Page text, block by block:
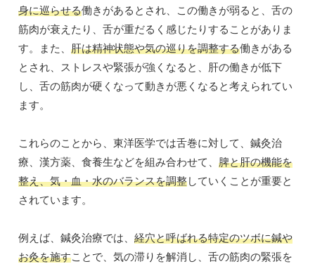
身に巡らせる働きがあるとされ、この働きが弱ると、舌の
筋肉が衰えたり、舌が重だるく感じたりすることがありま
す。また、 肝は精神状態や気の巡りを調整する働きがある
とされ、ストレスや緊張が強くなると、肝の働きが低下
し、舌の筋肉が硬くなって動きが悪くなると考えられてい
ます。
これらのことから、東洋医学では舌巻に対して、鍼灸治
療、漢方薬、食養生などを組み合わせて、 脾と肝の機能を
整え、気・血・水のバランスを調整していくことが重要と
されています。
例えば、鍼灸治療では、 経穴と呼ばれる特定のツボに鍼や
お灸を施すことで、気の滞りを解消し、舌の筋肉の緊張を